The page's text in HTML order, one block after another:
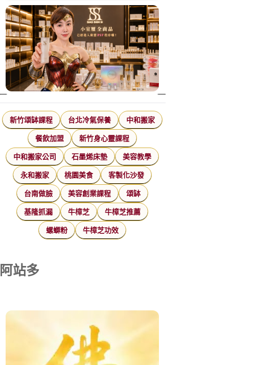
新竹頌缽課程 台北冷氣保養 中和搬家
餐飲加盟 新竹身心靈課程
中和搬家公司 石墨烯床墊 美容教學
永和搬家 桃園美食 客製化沙發
台南做臉 美容創業課程 頌缽
基隆抓漏 牛樟芝 牛樟芝推薦
螺螄粉 牛樟芝功效
阿站多